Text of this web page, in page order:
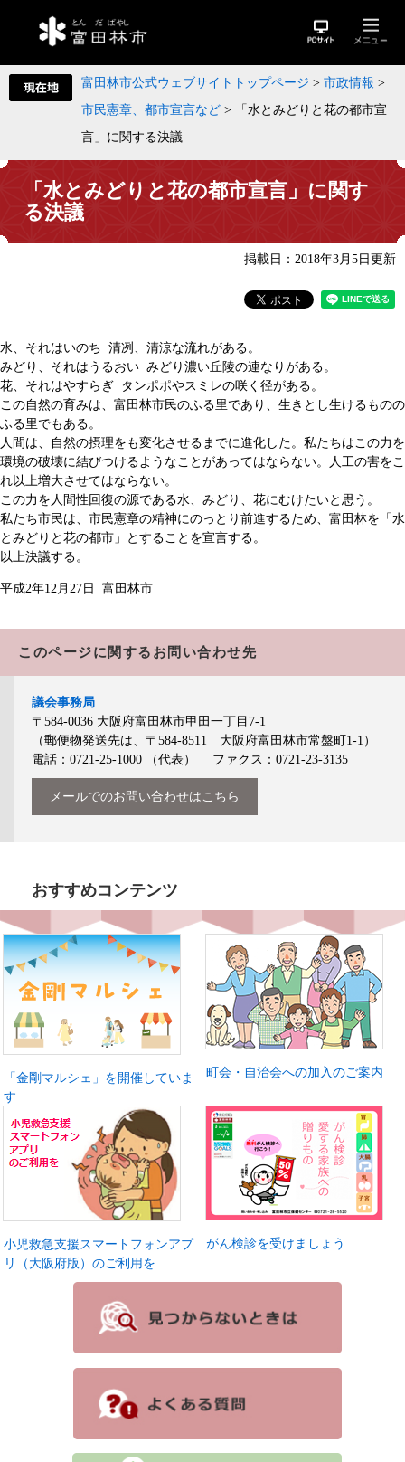
富田林市公式ウェブサイトトップページ > 市政情報 >
市民憲章、都市宣言など >
「水とみどりと花の都市宣
言」に関する決議
「水とみどりと花の都市宣言」に関す
る決議
掲載日：2018年3月5日更新
水、それはいのち 清冽、清涼な流れがある。
みどり、それはうるおい みどり濃い丘陵の連なりがある。
花、それはやすらぎ タンポポやスミレの咲く径がある。
この自然の育みは、富田林市民のふる里であり、生きとし生けるものの
ふる里でもある。
人間は、自然の摂理をも変化させるまでに進化した。私たちはこの力を
環境の破壊に結びつけるようなことがあってはならない。人工の害をこ
れ以上増大させてはならない。
この力を人間性回復の源である水、みどり、花にむけたいと思う。
私たち市民は、市民憲章の精神にのっとり前進するため、富田林を「水
とみどりと花の都市」とすることを宣言する。
以上決議する。
平成2年12月27日 富田林市
このページに関するお問い合わせ先
議会事務局
〒584-0036 大阪府富田林市甲田一丁目7-1
（郵便物発送先は、〒584-8511 大阪府富田林市常盤町1-1）
電話：0721-25-1000
（代表） ファクス：0721-23-3135
メールでのお問い合わせはこちら
おすすめコンテンツ
「金剛マルシェ」を開催していま
す
町会・自治会への加入のご案内
小児救急支援スマートフォンアプ
リ（大阪府版）のご利用を
がん検診を受けましょう